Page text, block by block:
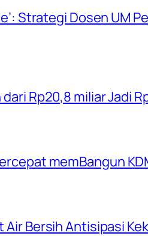
Strategi Dosen UM
Rp20,8 miliar Jadi
memBangun
Air Bersih Antisipasi